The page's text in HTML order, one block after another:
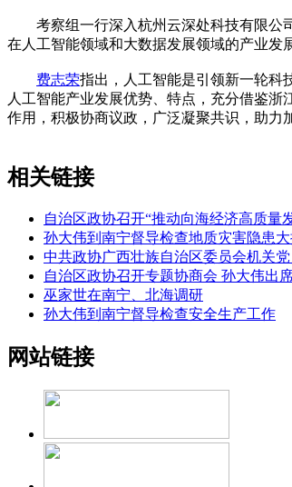
考察组一行深入杭州云深处科技有限公司
在人工智能领域和大数据发展领域的产业发
费志荣指出，人工智能是引领新一轮科
人工智能产业发展优势、特点，充分借鉴
作用，积极协商议政，广泛凝聚共识，助力
相关链接
自治区政协召开“推动向海经济高质量
孙大伟到南宁督导检查地质灾害隐患
中共政协广西壮族自治区委员会机关
自治区政协召开专题协商会 孙大伟出
巫家世在南宁、北海调研
孙大伟到南宁督导检查安全生产工作
网站链接